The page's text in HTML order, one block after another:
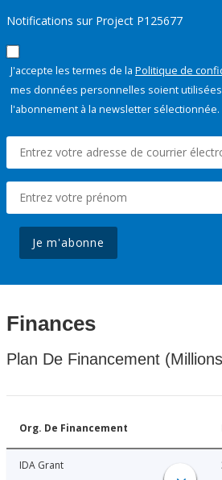
Notifications sur Project P125677
J'accepte les termes de la Politique de
mes données personnelles soient
l'abonnement à la newsletter sélectionnée.
Je m'abonne
Finances
Plan De Financement
Org. De Financement
IDA Grant